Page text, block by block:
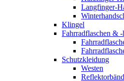
Langfinger-
Klingel
Fahrradflaschen & -
Schutzkleidung
Westen